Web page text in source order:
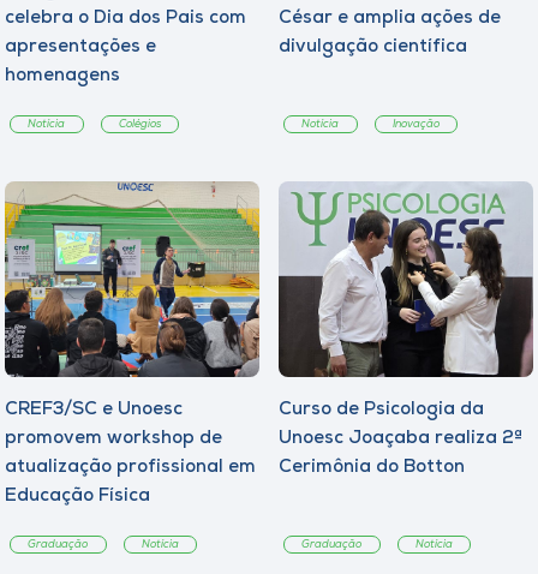
celebra o Dia dos Pais com
apresentações e
homenagens
Notícia Colégios
César e amplia ações de
divulgação científica
Notícia Inovação
CREF3/SC e Unoesc
promovem workshop de
atualização profissional em
Educação Física
Graduação Notícia
Curso de Psicologia da
Unoesc Joaçaba realiza 2ª
Cerimônia do Botton
Graduação Notícia